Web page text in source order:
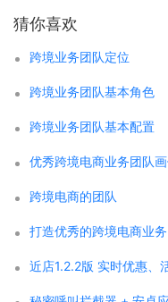
猜你喜欢
跨境业务团队定位
跨境业务团队基本角色
跨境业务团队基本配置
优秀跨境电商业务团队
跨境电商的团队
打造优秀的跨境电商业